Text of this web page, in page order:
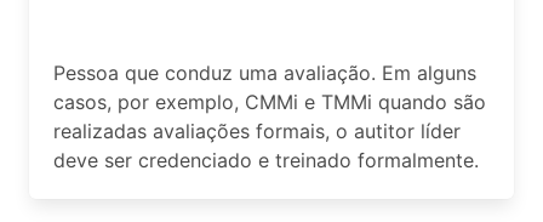
Pessoa que conduz uma avaliação. Em alguns
casos, por exemplo, CMMi e TMMi quando são
realizadas avaliações formais, o autitor líder
deve ser credenciado e treinado formalmente.